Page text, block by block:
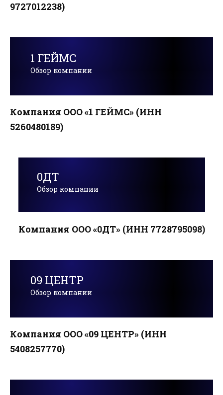
9727012238)
1 ГЕЙМС
Обзор компании
Компания ООО «1 ГЕЙМС» (ИНН
5260480189)
0ДТ
Обзор компании
Компания ООО «0ДТ» (ИНН 7728795098)
09 ЦЕНТР
Обзор компании
Компания ООО «09 ЦЕНТР» (ИНН
5408257770)